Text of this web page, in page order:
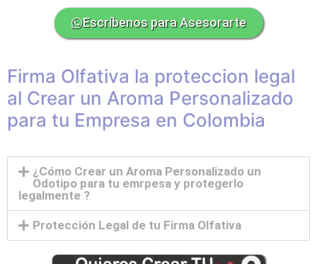
Escríbenos para Asesorarte
Firma Olfativa la proteccion legal
al Crear un Aroma Personalizado
para tu Empresa en Colombia
¿Cómo Crear un Aroma Personalizado un
Odotipo para tu emrpesa y protegerlo
legalmente ?
Protección Legal de tu Firma Olfativa